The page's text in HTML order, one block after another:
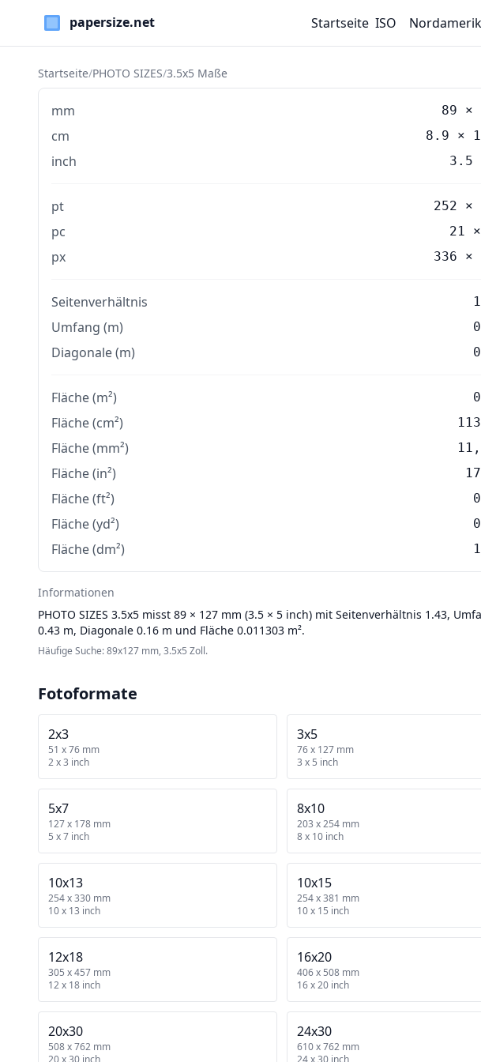
Paper Sizes Startseite ISO
Startseite/PHOTO SIZES/3.5x5 Maße
mm 89 ×
cm 8.9 ×
inch 3.5
pt 252 ×
pc 21
px 336 ×
Seitenverhältnis
Umfang (m)
Diagonale (m)
Fläche (m²)
Fläche (cm²)
Fläche (mm²)
Fläche (in²)
Fläche (ft²)
Fläche (yd²)
Fläche (dm²)
Informationen
PHOTO SIZES 3.5x5 misst 89 × 127 mm (3.5 × 5 inch) mit Seitenverhältnis 1.43,
0.43 m, Diagonale 0.16 m und Fläche 0.011303 m².
Häufige Suche: 89x127 mm, 3.5x5 Zoll.
Fotoformate
2x3
51 x 76 mm
2 x 3 inch
3x5
76 x 127 mm
3 x 5 inch
5x7
127 x 178 mm
5 x 7 inch
8x10
203 x 254 mm
8 x 10 inch
10x13
254 x 330 mm
10 x 13 inch
10x15
254 x 381 mm
10 x 15 inch
12x18
305 x 457 mm
12 x 18 inch
16x20
406 x 508 mm
16 x 20 inch
20x30
508 x 762 mm
20 x 30 inch
24x30
610 x 762 mm
24 x 30 inch